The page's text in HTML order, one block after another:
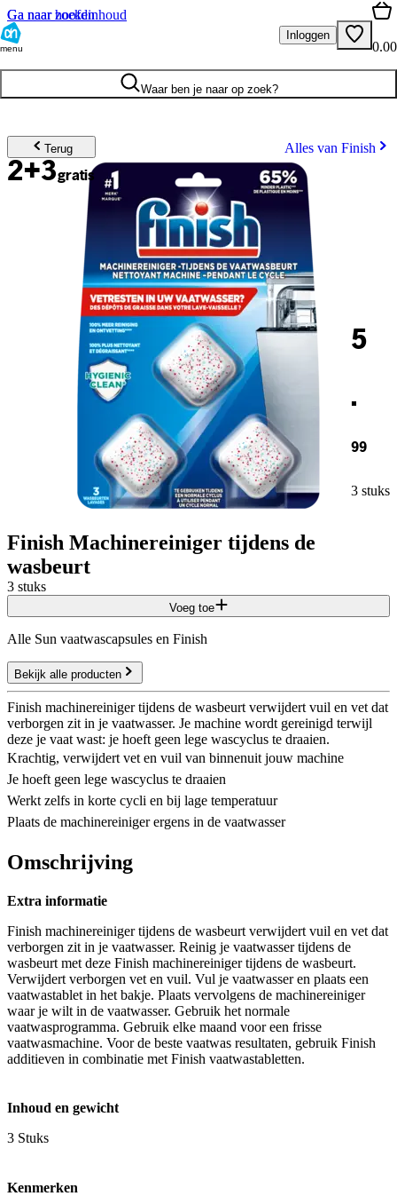
Ga naar hoofdinhoud
Ga naar zoeken
menu
Inloggen
0.00
Waar ben je naar op zoek?
Terug Alles van Finish
2+3gratis
5
.
99
3 stuks
Finish Machinereiniger tijdens de
wasbeurt
3 stuks
Voeg toe
Alle Sun vaatwascapsules en Finish
Bekijk alle producten
Finish machinereiniger tijdens de wasbeurt verwijdert vuil en vet dat
verborgen zit in je vaatwasser. Je machine wordt gereinigd terwijl
deze je vaat wast: je hoeft geen lege wascyclus te draaien.
Krachtig, verwijdert vet en vuil van binnenuit jouw machine
Je hoeft geen lege wascyclus te draaien
Werkt zelfs in korte cycli en bij lage temperatuur
Plaats de machinereiniger ergens in de vaatwasser
Omschrijving
Extra informatie
Finish machinereiniger tijdens de wasbeurt verwijdert vuil en vet dat
verborgen zit in je vaatwasser. Reinig je vaatwasser tijdens de
wasbeurt met deze Finish machinereiniger tijdens de wasbeurt.
Verwijdert verborgen vet en vuil. Vul je vaatwasser en plaats een
vaatwastablet in het bakje. Plaats vervolgens de machinereiniger
waar je wilt in de vaatwasser. Gebruik het normale
vaatwasprogramma. Gebruik elke maand voor een frisse
vaatwasmachine. Voor de beste vaatwas resultaten, gebruik Finish
additieven in combinatie met Finish vaatwastabletten.
Inhoud en gewicht
3 Stuks
Kenmerken